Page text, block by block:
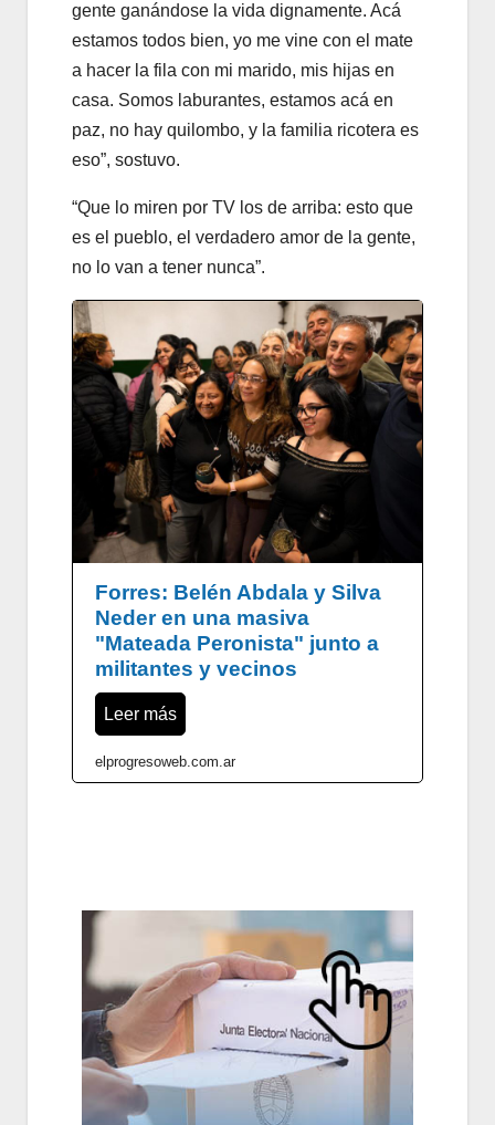
gente ganándose la vida dignamente. Acá
estamos todos bien, yo me vine con el mate
a hacer la fila con mi marido, mis hijas en
casa. Somos laburantes, estamos acá en
paz, no hay quilombo, y la familia ricotera es
eso”, sostuvo.
“Que lo miren por TV los de arriba: esto que
es el pueblo, el verdadero amor de la gente,
no lo van a tener nunca”.
Forres: Belén Abdala y Silva
Neder en una masiva
"Mateada Peronista" junto a
militantes y vecinos
Leer más
elprogresoweb.com.ar